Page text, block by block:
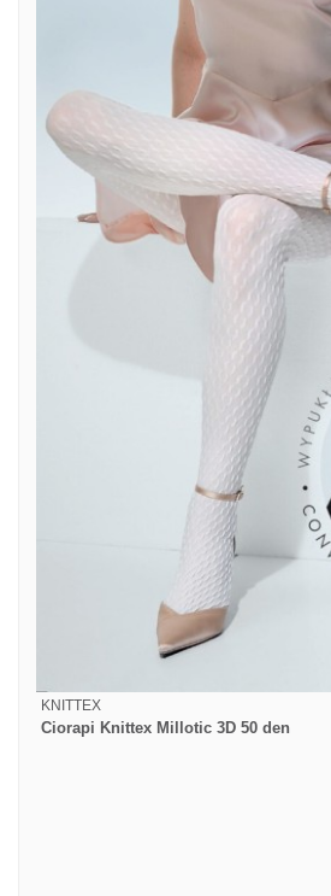
KNITTEX
Ciorapi Knittex Millotic 3D 50 den